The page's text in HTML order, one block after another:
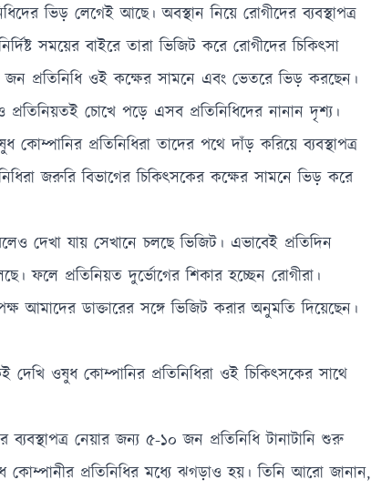
ভিড় লেগেই আছে। অবস্থান নিয়ে রোগীদের ব্যবস্থাপত্র
সময়ের বাইরে তারা ভিজিট করে রোগীদের চিকিৎসা
প্রতিনিধি ওই কক্ষের সামনে এবং ভেতরে ভিড় করছেন।
চোখে পড়ে এসব প্রতিনিধিদের নানান দৃশ্য।
প্রতিনিধিরা তাদের পথে দাঁড় করিয়ে ব্যবস্থাপত্র
জরুরি বিভাগের চিকিৎসকের কক্ষের সামনে ভিড় করে
দেখা যায় সেখানে চলছে ভিজিট। এভাবেই প্রতিদিন
ফলে প্রতিনিয়ত দুর্ভোগের শিকার হচ্ছেন রোগীরা।
আমাদের ডাক্তারের সঙ্গে ভিজিট করার অনুমতি দিয়েছেন।
ওষুধ কোম্পানির প্রতিনিধিরা ওই চিকিৎসকের সাথে
নেয়ার জন্য ৫-১০ জন প্রতিনিধি টানাটানি শুরু
প্রতিনিধির মধ্যে ঝগড়াও হয়। তিনি আরো জানান,